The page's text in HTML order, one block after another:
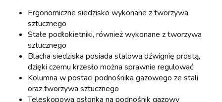
Ergonomiczne siedzisko wykonane z tworzywa
sztucznego
Stałe podłokietniki, również wykonane z tworzywa
sztucznego
Blacha siedziska posiada stalową dźwignię prostą,
dzięki czemu krzesło można sprawnie regulować
Kolumna w postaci podnośnika gazowego ze stali
oraz tworzywa sztucznego
Teleskopowa osłonka na podnośnik gazowy